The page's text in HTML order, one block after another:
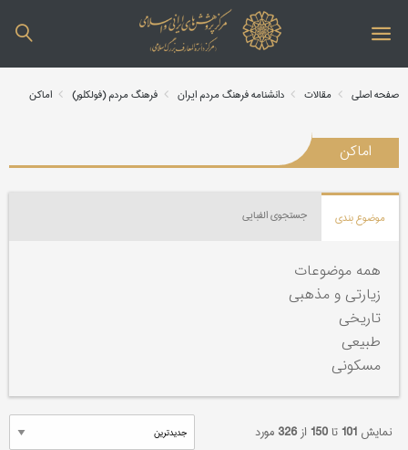
صفحه اصلی مقالات دانشنامه فرهنگ مردم ایران فرهنگ مردم (فولکلور) اماکن
اماکن
موضوع بندی جستجوی الفبایی
همه موضوعات
زیارتی و مذهبی
تاریخی
طبیعی
مسکونی
نمایش 101تا150 از326 مورد